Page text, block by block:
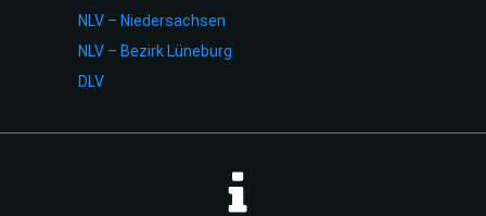
NLV – Niedersachsen
NLV – Bezirk Lüneburg
DLV